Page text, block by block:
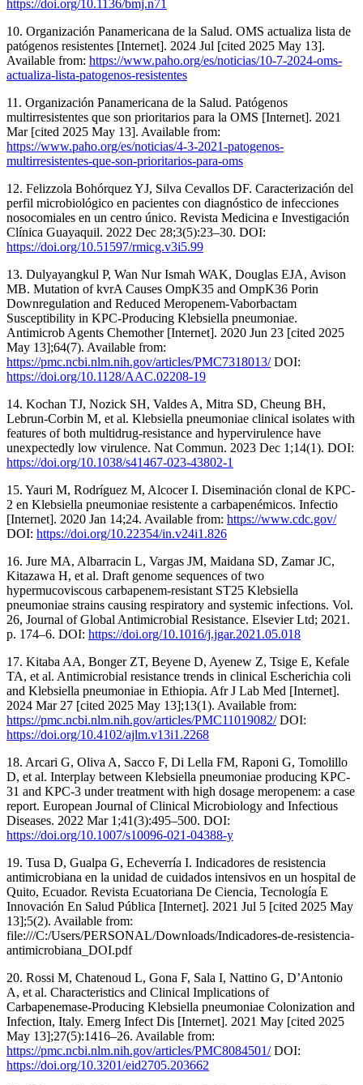
https://doi.org/10.1136/bmj.n71
10. Organización Panamericana de la Salud. OMS actualiza lista de
patógenos resistentes [Internet]. 2024 Jul [cited 2025 May 13].
Available from: https://www.paho.org/es/noticias/10-7-2024-oms-
actualiza-lista-patogenos-resistentes
11. Organización Panamericana de la Salud. Patógenos
multirresistentes que son prioritarios para la OMS [Internet]. 2021
Mar [cited 2025 May 13]. Available from:
https://www.paho.org/es/noticias/4-3-2021-patogenos-
multirresistentes-que-son-prioritarios-para-oms
12. Felizzola Bohórquez YJ, Silva Cevallos DF. Caracterización del
perfil microbiológico en pacientes con diagnóstico de infecciones
nosocomiales en un centro único. Revista Medicina e Investigación
Clínica Guayaquil. 2022 Dec 28;3(5):23–30. DOI:
https://doi.org/10.51597/rmicg.v3i5.99
13. Dulyayangkul P, Wan Nur Ismah WAK, Douglas EJA, Avison
MB. Mutation of kvrA Causes OmpK35 and OmpK36 Porin
Downregulation and Reduced Meropenem-Vaborbactam
Susceptibility in KPC-Producing Klebsiella pneumoniae.
Antimicrob Agents Chemother [Internet]. 2020 Jun 23 [cited 2025
May 13];64(7). Available from:
https://pmc.ncbi.nlm.nih.gov/articles/PMC7318013/DOI:
https://doi.org/10.1128/AAC.02208-19
14. Kochan TJ, Nozick SH, Valdes A, Mitra SD, Cheung BH,
Lebrun-Corbin M, et al. Klebsiella pneumoniae clinical isolates with
features of both multidrug-resistance and hypervirulence have
unexpectedly low virulence. Nat Commun. 2023 Dec 1;14(1). DOI:
https://doi.org/10.1038/s41467-023-43802-1
15. Yauri M, Rodríguez M, Alcocer I. Diseminación clonal de KPC-
2 en Klebsiella pneumoniae resistente a carbapenémicos. Infectio
[Internet]. 2020 Jan 14;24. Available from: https://www.cdc.gov/
DOI: https://doi.org/10.22354/in.v24i1.826
16. Jure MA, Albarracin L, Vargas JM, Maidana SD, Zamar JC,
Kitazawa H, et al. Draft genome sequences of two
hypermucoviscous carbapenem-resistant ST25 Klebsiella
pneumoniae strains causing respiratory and systemic infections. Vol.
26, Journal of Global Antimicrobial Resistance. Elsevier Ltd; 2021.
p. 174–6. DOI: https://doi.org/10.1016/j.jgar.2021.05.018
17. Kitaba AA, Bonger ZT, Beyene D, Ayenew Z, Tsige E, Kefale
TA, et al. Antimicrobial resistance trends in clinical Escherichia coli
and Klebsiella pneumoniae in Ethiopia. Afr J Lab Med [Internet].
2024 Mar 27 [cited 2025 May 13];13(1). Available from:
https://pmc.ncbi.nlm.nih.gov/articles/PMC11019082/DOI:
https://doi.org/10.4102/ajlm.v13i1.2268
18. Arcari G, Oliva A, Sacco F, Di Lella FM, Raponi G, Tomolillo
D, et al. Interplay between Klebsiella pneumoniae producing KPC-
31 and KPC-3 under treatment with high dosage meropenem: a case
report. European Journal of Clinical Microbiology and Infectious
Diseases. 2022 Mar 1;41(3):495–500. DOI:
https://doi.org/10.1007/s10096-021-04388-y
19. Tusa D, Gualpa G, Echeverría I. Indicadores de resistencia
antimicrobiana en la unidad de cuidados intensivos en un hospital de
Quito, Ecuador. Revista Ecuatoriana De Ciencia, Tecnología E
Innovación En Salud Pública [Internet]. 2021 Jul 5 [cited 2025 May
13];5(2). Available from:
file:///C:/Users/PERSONAL/Downloads/Indicadores-de-resistencia-
antimicrobiana_DOI.pdf
20. Rossi M, Chatenoud L, Gona F, Sala I, Nattino G, D’Antonio
A, et al. Characteristics and Clinical Implications of
Carbapenemase-Producing Klebsiella pneumoniae Colonization and
Infection, Italy. Emerg Infect Dis [Internet]. 2021 May [cited 2025
May 13];27(5):1416–26. Available from:
https://pmc.ncbi.nlm.nih.gov/articles/PMC8084501/DOI:
https://doi.org/10.3201/eid2705.203662